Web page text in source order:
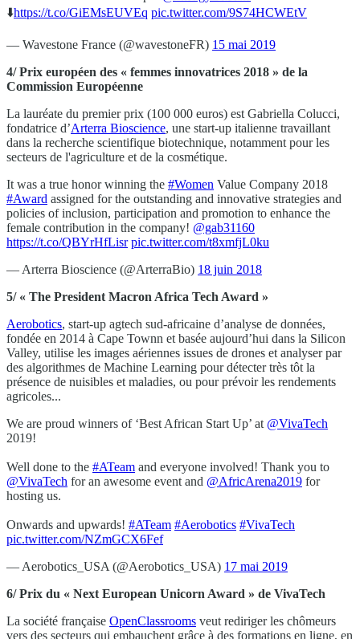
⬇️https://t.co/GiEMsEUVEq pic.twitter.com/9S74HCWEtV
— Wavestone France (@wavestoneFR) 15 mai 2019
4/ Prix européen des « femmes innovatrices 2018 » de la
Commission Européenne
La lauréate du premier prix (100 000 euros) est Gabriella Colucci,
fondatrice d’Arterra Bioscience, une start-up italienne travaillant
dans la recherche scientifique biotechnique, notamment pour les
secteurs de l'agriculture et de la cosmétique.
It was a true honor winning the #Women Value Company 2018
#Award assigned for the outstanding and innovative strategies and
policies of inclusion, participation and promotion to enhance the
female contribution in the company! @gab31160
https://t.co/QBYrHfLisr pic.twitter.com/t8xmfjL0ku
— Arterra Bioscience (@ArterraBio) 18 juin 2018
5/ « The President Macron Africa Tech Award »
Aerobotics, start-up agtech sud-africaine d’analyse de données,
fondée en 2014 à Cape Townn et basée aujourd’hui dans la Silicon
Valley, utilise les images aériennes issues de drones et analyser par
des algorithmes de Machine Learning pour détecter très tôt la
présence de nuisibles et maladies, ou pour prévoir les rendements
agricoles...
We are proud winners of ‘Best African Start Up’ at @VivaTech
2019!
Well done to the #ATeam and everyone involved! Thank you to
@VivaTech for an awesome event and @AfricArena2019 for
hosting us.
Onwards and upwards! #ATeam #Aerobotics #VivaTech
pic.twitter.com/NZmGCX6Fef
— Aerobotics_USA (@Aerobotics_USA) 17 mai 2019
6/ Prix du « Next European Unicorn Award » de VivaTech
La société française OpenClassrooms veut rediriger les chômeurs
vers des secteurs qui embauchent grâce à des formations en ligne, en